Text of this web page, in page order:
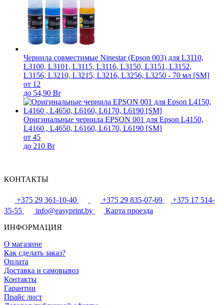
Чернила совместимые Ninestar (Epson 003) для L3110,
L3100, L3101, L3115, L3116, L3150, L3151, L3152,
L3156, L3210, L3215, L3216, L3256, L3250 - 70 мл [SM]
от 12
до 54,90 Br
Оригинальные чернила EPSON 001 для Epson L4150,
L4160 , L4650, L6160, L6170, L6190 [SM]
от 45
до 210 Br
КОНТАКТЫ
+375 29 361-10-40 +375 29 835-07-69
+375 17 514-
35-55
info@easyprint.by
Карта проезда
ИНФОРМАЦИЯ
О магазине
Как сделать заказ?
Оплата
Доставка и самовывоз
Контакты
Гарантии
Прайс лист